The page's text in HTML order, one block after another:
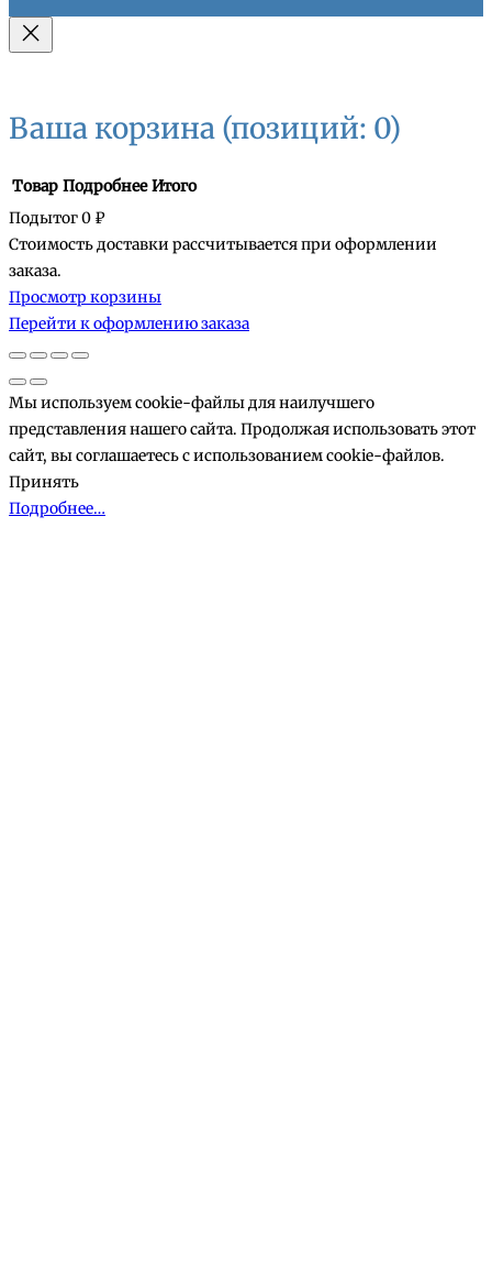
Ваша корзина (позиций: 0)
Товары
в
корзине
Товар Подробнее Итого
Подытог0 ₽
Стоимость доставки рассчитывается при оформлении
заказа.
Просмотр корзины
Перейти к оформлению заказа
Мы используем cookie-файлы для наилучшего
представления нашего сайта. Продолжая использовать этот
сайт, вы соглашаетесь с использованием cookie-файлов.
Принять
Подробнее…